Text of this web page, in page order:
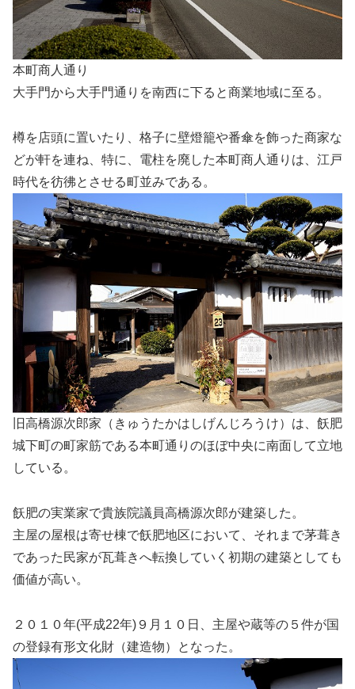
本町商人通り
大手門から大手門通りを南西に下ると商業地域に至る。
樽を店頭に置いたり、格子に壁燈籠や番傘を飾った商家な
どが軒を連ね、特に、電柱を廃した本町商人通りは、江戸
時代を彷彿とさせる町並みである。
旧高橋源次郎家（きゅうたかはしげんじろうけ）は、飫肥
城下町の町家筋である本町通りのほぼ中央に南面して立地
している。
飫肥の実業家で貴族院議員高橋源次郎が建築した。
主屋の屋根は寄せ棟で飫肥地区において、それまで茅葺き
であった民家が瓦葺きへ転換していく初期の建築としても
価値が高い。
２０１０年(平成22年)９月１０日、主屋や蔵等の５件が国
の登録有形文化財（建造物）となった。